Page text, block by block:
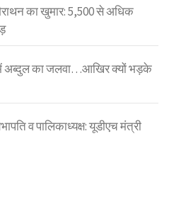
का खुमार: 5,500 से अधिक
में अब्दुल का जलवा…आखिर क्यों भड़के
व पालिकाध्यक्ष: यूडीएच मंत्री